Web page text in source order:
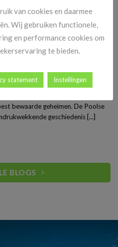
de verrassende charme van
hoofdstad
bewaarde geheimen. De Poolse
geschiedenis [...]
BLOGS
van cookies en daarmee
Wij gebruiken functionele,
en performance cookies om
te bieden.
statement Instellingen